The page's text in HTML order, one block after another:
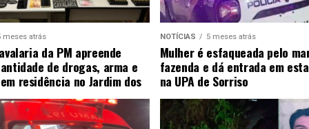
meses atrás
da PM apreende
de drogas, arma e
residência no Jardim dos
NOTÍCIAS 5 meses atrás
Mulher é esfaqueada pelo
fazenda e dá entrada em
na UPA de Sorriso